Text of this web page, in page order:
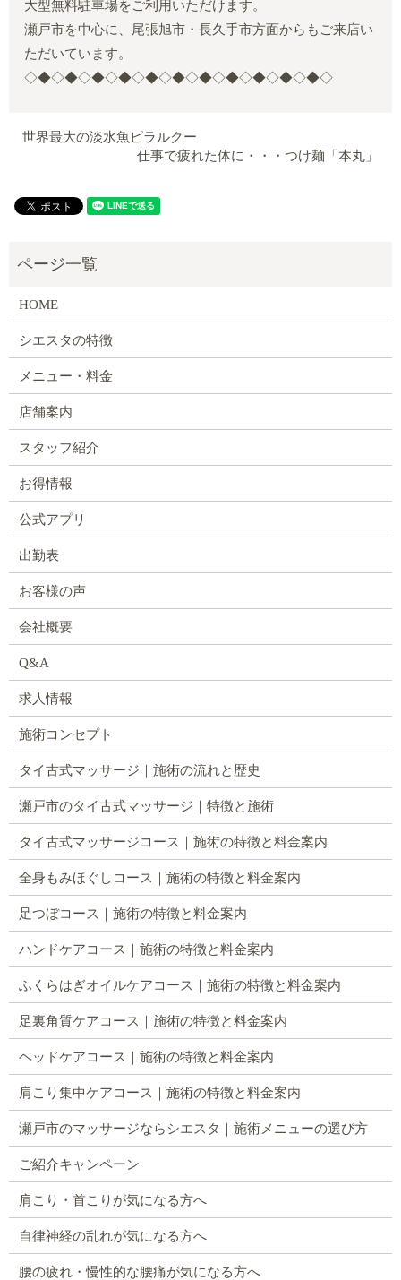
大型無料駐車場をご利用いただけます。
瀬戸市を中心に、尾張旭市・長久手市方面からもご来店い
ただいています。
◇◆◇◆◇◆◇◆◇◆◇◆◇◆◇◆◇◆◇◆◇◆◇
世界最大の淡水魚ピラルクー
仕事で疲れた体に・・・つけ麺「本丸」
HOME
シエスタの特徴
メニュー・料金
店舗案内
スタッフ紹介
お得情報
公式アプリ
出勤表
お客様の声
会社概要
Q&A
求人情報
施術コンセプト
タイ古式マッサージ｜施術の流れと歴史
瀬戸市のタイ古式マッサージ｜特徴と施術
タイ古式マッサージコース｜施術の特徴と料金案内
全身もみほぐしコース｜施術の特徴と料金案内
足つぼコース｜施術の特徴と料金案内
ハンドケアコース｜施術の特徴と料金案内
ふくらはぎオイルケアコース｜施術の特徴と料金案内
足裏角質ケアコース｜施術の特徴と料金案内
ヘッドケアコース｜施術の特徴と料金案内
肩こり集中ケアコース｜施術の特徴と料金案内
瀬戸市のマッサージならシエスタ｜施術メニューの選び方
ご紹介キャンペーン
肩こり・首こりが気になる方へ
自律神経の乱れが気になる方へ
腰の疲れ・慢性的な腰痛が気になる方へ